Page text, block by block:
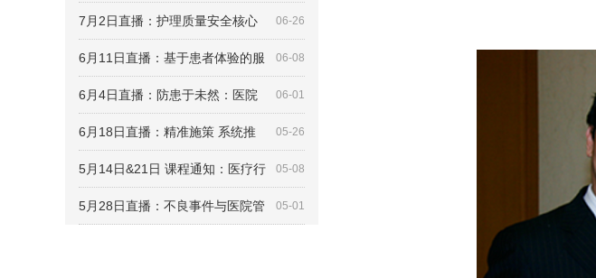
7月2日直播：护理质量安全核心 06-26
6月11日直播：基于患者体验的服 06-08
6月4日直播：防患于未然：医院 06-01
6月18日直播：精准施策 系统推 05-26
5月14日&21日 课程通知：医疗行 05-08
5月28日直播：不良事件与医院管 05-01